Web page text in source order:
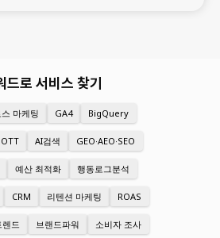
마케팅 GA4 BigQuery
OTT AI검색 GEO·AEO·SEO
행동로그분석
예산 최적화
리텐션 마케팅
CRM ROAS
브랜드파워 소비자 조사
렌드
드로 서비스 찾기